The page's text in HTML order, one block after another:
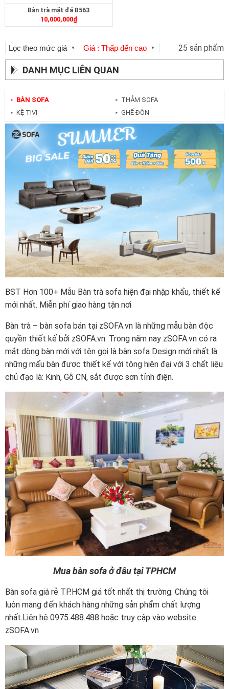
Bàn trà mặt đá B563
10,000,000₫
Lọc theo mức giá ▼ Giá : Thấp đến cao ▼ 25 sản phẩm
DANH MỤC LIÊN QUAN
► BÀN SOFA
► KỆ TIVI
► THẢM SOFA
► GHẾ ĐÔN
BST Hơn 100+ Mẫu Bàn trà sofa hiện đại nhập khẩu, thiết kế
mới nhất. Miễn phí giao hàng tận nơi
Bàn trà – bàn sofa bán tại zSOFA.vn là những mẫu bàn độc
quyền thiết kế bởi zSOFA.vn. Trong năm nay zSOFA.vn có ra
mắt dòng bàn mới với tên gọi là bàn sofa Design mới nhất là
những mẩu bàn được thiết kế với tông hiện đại với 3 chất liệu
chủ đạo là: Kinh, Gỗ CN, sắt được sơn tỉnh điện.
Mua bàn sofa ở đâu tại TPHCM
Bàn sofa giá rẻ TP.HCM giá tốt nhất thị trường. Chúng tôi
luôn mang đến khách hàng những sản phẩm chất lượng
nhất.Liên hệ 0975.488.488 hoặc truy cập vào website
zSOFA.vn